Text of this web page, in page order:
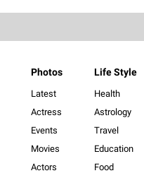
Photos
Latest
Actress
Events
Movies
Actors
Life Style
Health
Astrology
Travel
Education
Food